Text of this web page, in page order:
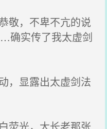
敬，不卑不亢的说
确实传了我太虚剑
，显露出太虚剑法